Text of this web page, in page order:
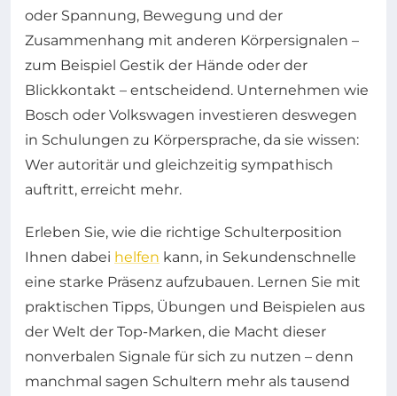
oder Spannung, Bewegung und der
Zusammenhang mit anderen Körpersignalen –
zum Beispiel Gestik der Hände oder der
Blickkontakt – entscheidend. Unternehmen wie
Bosch oder Volkswagen investieren deswegen
in Schulungen zu Körpersprache, da sie wissen:
Wer autoritär und gleichzeitig sympathisch
auftritt, erreicht mehr.
Erleben Sie, wie die richtige Schulterposition
Ihnen dabei helfen kann, in Sekundenschnelle
eine starke Präsenz aufzubauen. Lernen Sie mit
praktischen Tipps, Übungen und Beispielen aus
der Welt der Top-Marken, die Macht dieser
nonverbalen Signale für sich zu nutzen – denn
manchmal sagen Schultern mehr als tausend